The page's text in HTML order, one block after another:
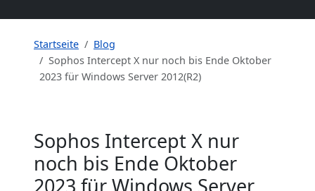
Startseite
Blog
Sophos Intercept X nur noch bis Ende Oktober
2023 für Windows Server 2012(R2)
Sophos Intercept X nur
noch bis Ende Oktober
2023 für Windows Server